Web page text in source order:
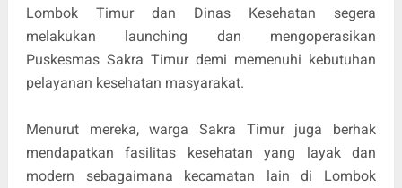
Lombok Timur dan Dinas Kesehatan segera
melakukan launching dan mengoperasikan
Puskesmas Sakra Timur demi memenuhi kebutuhan
pelayanan kesehatan masyarakat.
Menurut mereka, warga Sakra Timur juga berhak
mendapatkan fasilitas kesehatan yang layak dan
modern sebagaimana kecamatan lain di Lombok